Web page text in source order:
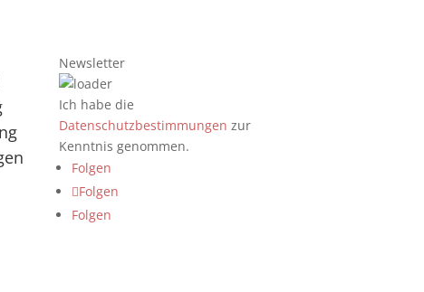
Newsletter
Ich habe die
Datenschutzbestimmungen zur
Kenntnis genommen.
Folgen
Folgen
Folgen